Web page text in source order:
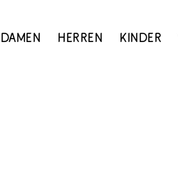
Damen Herren Kinder